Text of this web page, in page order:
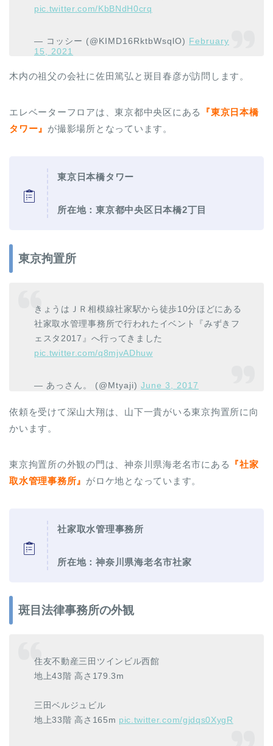
pic.twitter.com/KbBNdH0crq
— コッシー (@KIMD16RktbWsqlO) February
15, 2021
木内の祖父の会社に佐田篤弘と斑目春彦が訪問します。
エレベーターフロアは、東京都中央区にある
『東京日本橋
タワー』 が撮影場所となっています。
東京日本橋タワー
所在地：東京都中央区日本橋2丁目
東京拘置所
きょうはＪＲ相模線社家駅から徒歩10分ほどにある
社家取水管理事務所で行われたイベント『みずきフ
ェスタ2017』へ行ってきました
pic.twitter.com/q8mjvADhuw
— あっさん。 (@Mtyaji)June 3, 2017
依頼を受けて深山大翔は、山下一貴がいる東京拘置所に向
かいます。
東京拘置所の外観の門は、神奈川県海老名市にある
『社家
取水管理事務所』 がロケ地となっています。
社家取水管理事務所
所在地：神奈川県海老名市社家
斑目法律事務所の外観
住友不動産三田ツインビル西館
地上43階 高さ179.3m
三田ベルジュビル
地上33階 高さ165m pic.twitter.com/gjdqs0XygR